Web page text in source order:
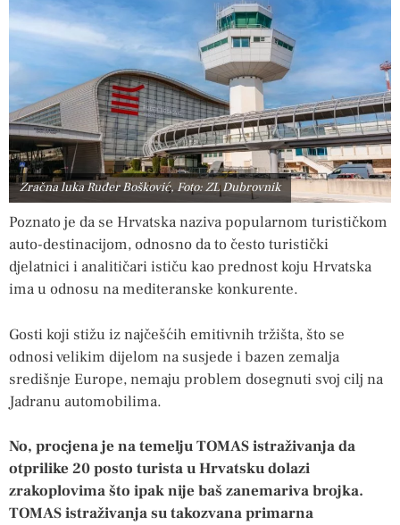
Zračna luka Ruđer Bošković, Foto: ZL Dubrovnik
Poznato je da se Hrvatska naziva popularnom turističkom
auto-destinacijom, odnosno da to često turistički
djelatnici i analitičari ističu kao prednost koju Hrvatska
ima u odnosu na mediteranske konkurente.
Gosti koji stižu iz najčešćih emitivnih tržišta, što se
odnosi velikim dijelom na susjede i bazen zemalja
središnje Europe, nemaju problem dosegnuti svoj cilj na
Jadranu automobilima.
No, procjena je na temelju TOMAS istraživanja da
otprilike 20 posto turista u Hrvatsku dolazi
zrakoplovima što ipak nije baš zanemariva brojka.
TOMAS istraživanja su takozvana primarna